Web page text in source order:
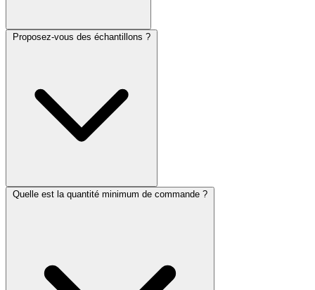
Proposez-vous des échantillons ?
Quelle est la quantité minimum de commande ?